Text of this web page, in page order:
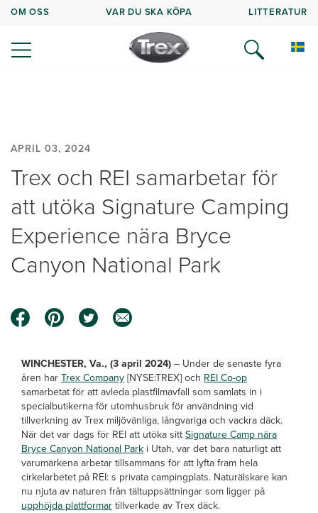
OM OSS VAR DU SKA KÖPA LITTERATUR
APRIL 03, 2024
Trex och REI samarbetar för
att utöka Signature Camping
Experience nära Bryce
Canyon National Park
WINCHESTER, Va., (3 april 2024) – Under de senaste fyra
åren har Trex Company [NYSE:TREX] och REI Co-op
samarbetat för att avleda plastfilmavfall som samlats in i
specialbutikerna för utomhusbruk för användning vid
tillverkning av Trex miljövänliga, långvariga och vackra däck.
När det var dags för REI att utöka sitt Signature Camp nära
Bryce Canyon National Park i Utah, var det bara naturligt att
varumärkena arbetar tillsammans för att lyfta fram hela
cirkelarbetet på REI: s privata campingplats. Naturälskare kan
nu njuta av naturen från tältuppsättningar som ligger på
upphöjda plattformar tillverkade av Trex däck.